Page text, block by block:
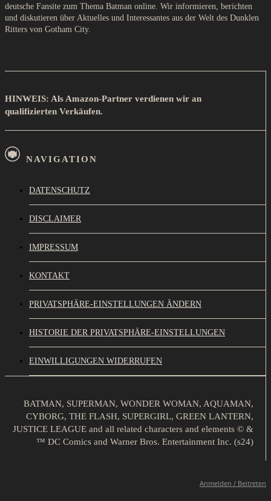
deutsche Fansite zum Thema Batman online. Wir informieren, berichten
und diskutieren über Aktuelles und Interessantes aus der Welt des Dunklen
Ritters von Gotham City.
HINWEIS: Als Amazon-Partner verdienen wir an
qualifizierten Verkäufen.
NAVIGATION
DATENSCHUTZ
DISCLAIMER
IMPRESSUM
KONTAKT
PRIVATSPHÄRE-EINSTELLUNGEN ÄNDERN
HISTORIE DER PRIVATSPHÄRE-EINSTELLUNGEN
EINWILLIGUNGEN WIDERRUFEN
BATMAN, SUPERMAN, WONDER WOMAN, AQUAMAN,
CYBORG, THE FLASH, SUPERGIRL, GREEN LANTERN,
JUSTICE LEAGUE and all related characters and elements © &
™ DC Comics and Warner Bros. Entertainment Inc. (s24)
Anmelden / Beitreten